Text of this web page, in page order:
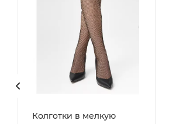
Колготки в мелкую